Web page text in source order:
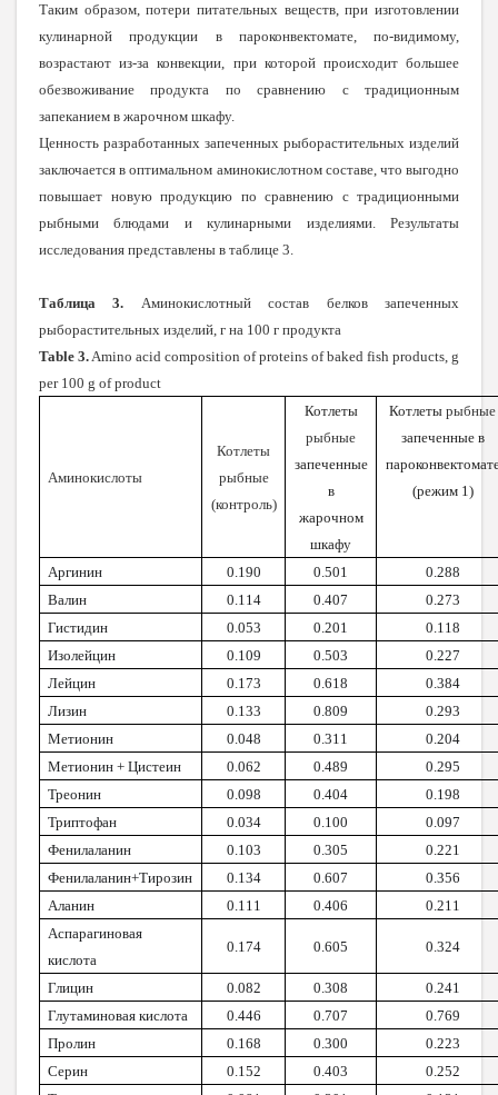
Таким образом, потери питательных веществ, при изготовлении
кулинарной продукции в пароконвектомате, по-видимому,
возрастают из-за конвекции, при которой происходит большее
обезвоживание продукта по сравнению с традиционным
запеканием в жарочном шкафу.
Ценность разработанных запеченных рыборастительных изделий
заключается в оптимальном аминокислотном составе, что выгодно
повышает новую продукцию по сравнению с традиционными
рыбными блюдами и кулинарными изделиями. Результаты
исследования представлены в таблице 3.
Таблица 3. Аминокислотный состав белков запеченных
рыборастительных изделий, г на 100 г продукта
Table 3.Amino acid composition of proteins of baked fish products, g
per 100 g of product
Аминокислоты
Котлеты
рыбные
(контроль)
Котлеты
рыбные
запеченные
в
жарочном
шкафу
Котлеты рыбные
запеченные в
(режим 1)
Аргинин 0.190 0.501
0.288
Валин
0.114 0.407
0.273
Гистидин
0.053 0.201
0.118
Изолейцин
0.109 0.503
0.227
Лейцин
0.173 0.618
0.384
Лизин
0.133 0.809
0.293
Метионин
0.048 0.311
0.204
Метионин + Цистеин
0.062 0.489
0.295
Треонин
0.098 0.404
0.198
Триптофан
0.034 0.100
0.097
Фенилаланин
0.103 0.305
0.221
Фенилаланин+Тирозин
0.134 0.607
0.356
Аланин
0.111 0.406
0.211
Аспарагиновая
кислота
0.174 0.605 0.324
Глицин 0.082 0.308
0.241
Глутаминовая кислота
0.446 0.707
0.769
Пролин
0.168 0.300
0.223
Серин
0.152 0.403
0.252